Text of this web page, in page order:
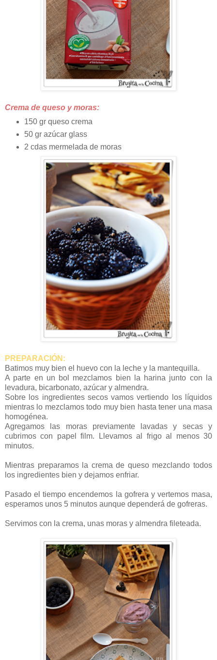
Crema de queso y moras:
150 gr queso crema
50 gr azúcar glass
2 cdas mermelada de moras
PREPARACIÓN:
Batimos muy bien el huevo con la leche y la mantequilla.
A parte en un bol mezclamos bien la harina junto con la
levadura, bicarbonato, azúcar y almendra.
Sobre los ingredientes secos vamos vertiendo los líquidos
mientras lo mezclamos todo muy bien hasta tener una masa
homogénea.
Agregamos las moras previamente lavadas y secas y
cubrimos con papel film. Llevamos al frigo al menos 30
minutos.
Mientras preparamos la crema de queso mezclando todos
los ingredientes bien y dejamos enfriar.
Pasado el tiempo encendemos la gofrera y vertemos masa,
esperamos unos 5 minutos aunque dependerá de gofreras.
Servimos con la crema, unas moras y almendra fileteada.